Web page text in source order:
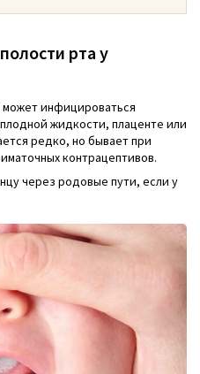
рта у
инфицироваться
жидкости, плаценте или
редко, но бывает при
контрацептивов.
через родовые пути, если у